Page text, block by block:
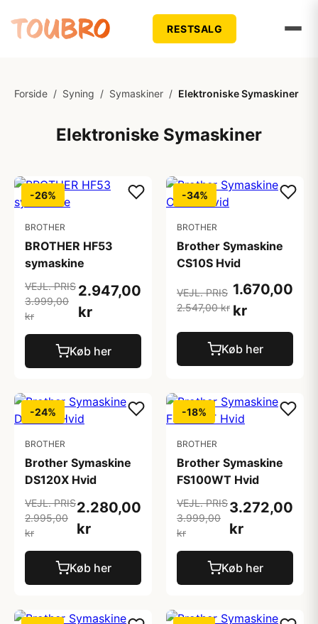
RESTSALG
Forside / Syning / Symaskiner / Elektroniske Symaskiner
Elektroniske Symaskiner
-26%
BROTHER
BROTHER HF53
symaskine
VEJL. PRIS
3.999,00
kr
2.947,00
kr
Køb her
-34%
BROTHER
Brother Symaskine
CS10S Hvid
VEJL. PRIS
2.547,00 kr
1.670,00
kr
Køb her
-24%
BROTHER
Brother Symaskine
DS120X Hvid
VEJL. PRIS
2.995,00
kr
2.280,00
kr
Køb her
-18%
BROTHER
Brother Symaskine
FS100WT Hvid
VEJL. PRIS
3.999,00
kr
3.272,00
kr
Køb her